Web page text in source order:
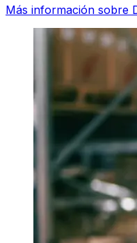
Más información sobre